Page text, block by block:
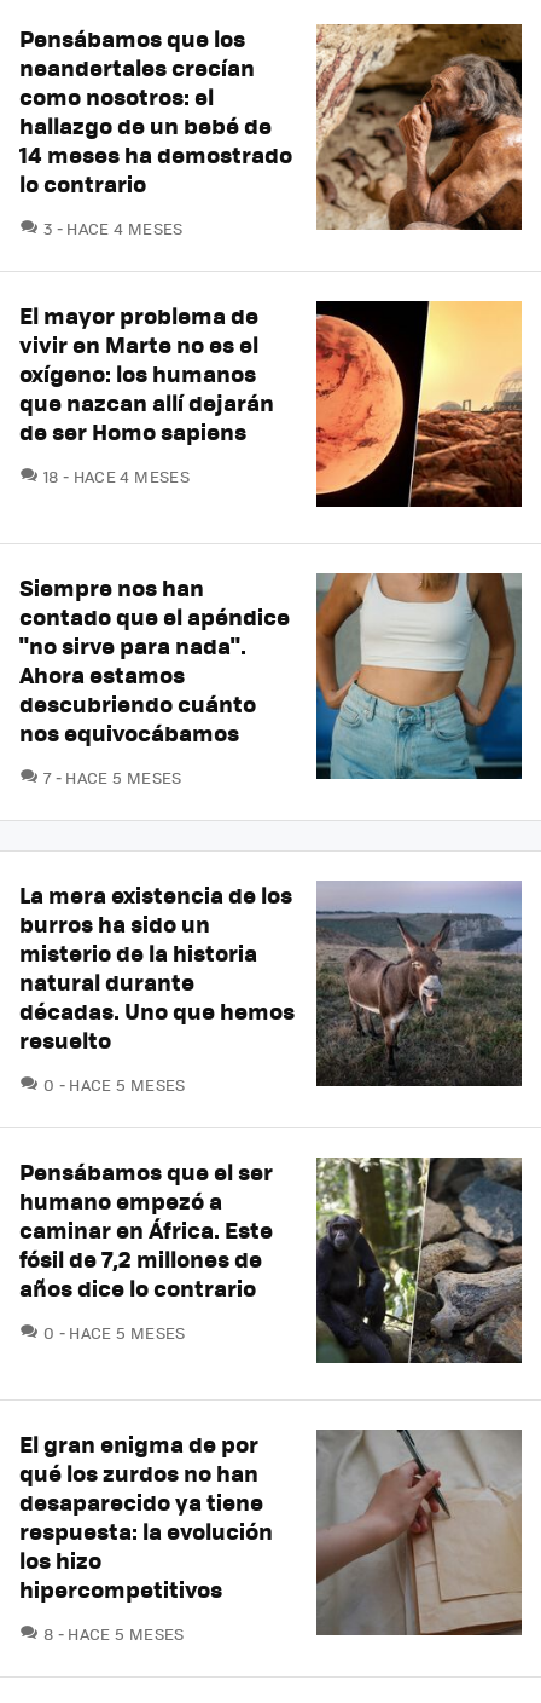
Pensábamos que los
neandertales crecían
como nosotros: el
hallazgo de un bebé de
14 meses ha demostrado
lo contrario
3 COMENTARIOS
HACE 4 MESES
El mayor problema de
vivir en Marte no es el
oxígeno: los humanos
que nazcan allí dejarán
de ser Homo sapiens
18 COMENTARIOS
HACE 4 MESES
Siempre nos han
contado que el apéndice
"no sirve para nada".
Ahora estamos
descubriendo cuánto
nos equivocábamos
7COMENTARIOS
HACE 5 MESES
La mera existencia de los
burros ha sido un
misterio de la historia
natural durante
décadas. Uno que hemos
resuelto
0 COMENTARIOS
HACE 5 MESES
Pensábamos que el ser
humano empezó a
caminar en África. Este
fósil de 7,2 millones de
años dice lo contrario
0 COMENTARIOS
HACE 5 MESES
El gran enigma de por
qué los zurdos no han
desaparecido ya tiene
respuesta: la evolución
los hizo
hipercompetitivos
8 COMENTARIOS
HACE 5 MESES